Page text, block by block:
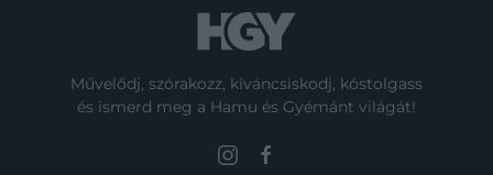
Művelődj, szórakozz, kíváncsiskodj, kóstolgass
és ismerd meg a Hamu és Gyémánt világát!